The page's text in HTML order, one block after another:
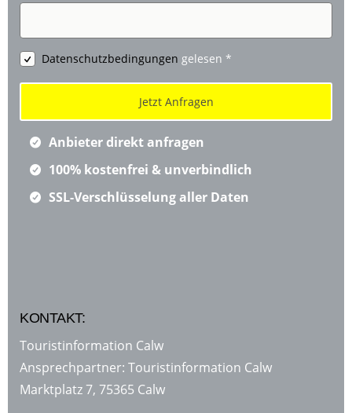
Datenschutzbedingungen gelesen *
Anbieter direkt anfragen
100% kostenfrei & unverbindlich
SSL-Verschlüsselung aller Daten
KONTAKT:
Touristinformation Calw
Ansprechpartner: Touristinformation Calw
Marktplatz 7, 75365 Calw